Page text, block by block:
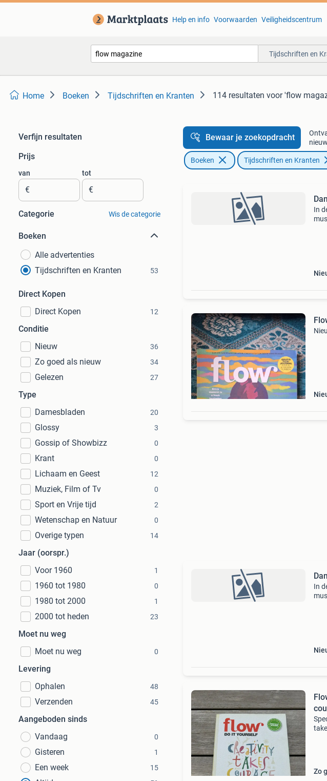
Help en info Voorwaarden Veiligheidscentrum
Tijdschriften en
Home Boeken Tijdschriften en Kranten 114 resultaten voor 'flow
Verfijn resultaten
Prijs
van
€
tot
€
Categorie Wis de categorie
Boeken
Alle advertenties
Tijdschriften en Kranten
53
Direct Kopen
Direct Kopen
12
Conditie
Nieuw
36
Zo goed als nieuw 34
Gelezen 27
Type
Damesbladen
20
Glossy 3
Gossip of Showbizz 0
Krant 0
Lichaam en Geest 12
Muziek, Film of Tv 0
Sport en Vrije tijd 2
Wetenschap en Natuur 0
Overige typen 14
Jaar (oorspr.)
Voor 1960
1
1960 tot 1980 0
1980 tot 2000 1
2000 tot heden 23
Moet nu weg
Moet nu weg
0
Levering
Ophalen
48
Verzenden 45
Aangeboden sinds
Vandaag
0
Gisteren 1
Een week 15
Bewaar je zoekopdracht
Boeken Tijdschriften en Kranten
In
In
Zo